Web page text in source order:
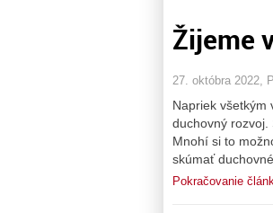
Žijeme
27. októbra 2022,
Napriek všetkým
duchovný rozvoj.
Mnohí si to
skúmať
Pokračovanie